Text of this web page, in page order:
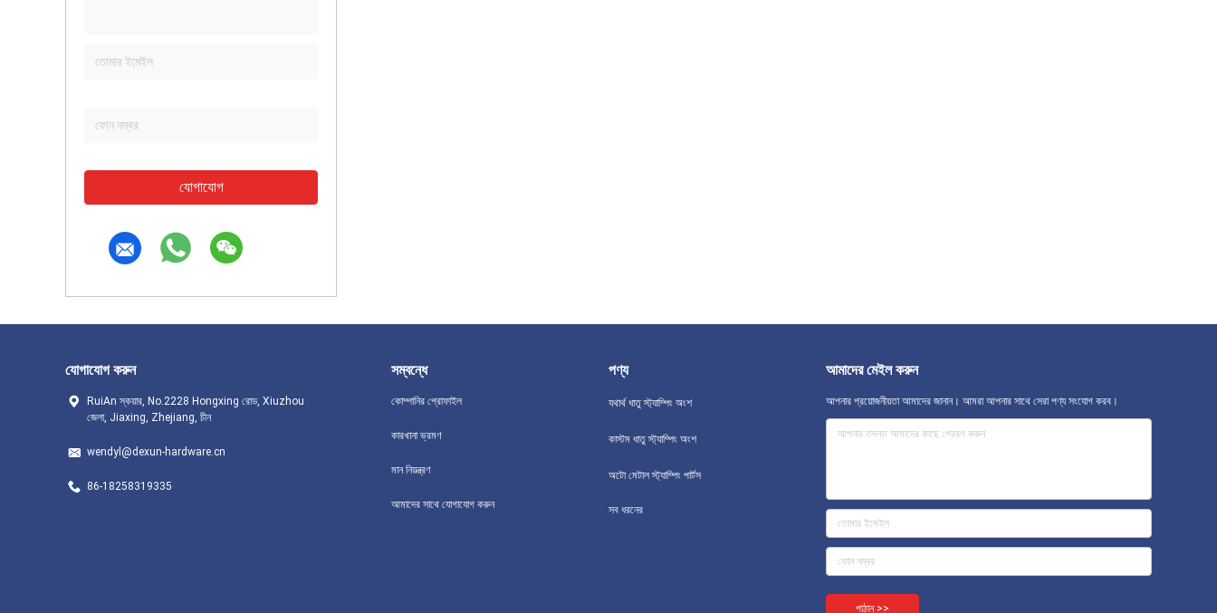
যোগাযোগ
যোগাযোগ করুন
RuiAn স্কয়ার, No.2228 Hongxing রোড, Xiuzhou
জেলা, Jiaxing, Zhejiang, চীন
wendyl@dexun-hardware.cn
86-18258319335
সম্বন্ধে
কোম্পানির প্রোফাইল
কারখানা ভ্রমণ
মান নিয়ন্ত্রণ
আমাদের সাথে যোগাযোগ করুন
পণ্য
যথার্থ ধাতু স্ট্যাম্পিং অংশ
কাস্টম ধাতু স্ট্যাম্পিং অংশ
অটো মেটাল স্ট্যাম্পিং পার্টস
সব ধরনের
আমাদের মেইল ​​করুন
আপনার প্রয়োজনীয়তা আমাদের জানান। আমরা আপনার সাথে সেরা পণ্য সংযোগ করব।
পাঠান >>